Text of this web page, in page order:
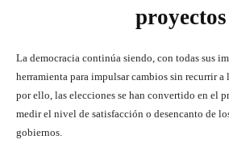
proyectos
La democracia continúa siendo, con todas sus
herramienta para impulsar cambios sin recurrir
por ello, las elecciones se han convertido en el
medir el nivel de satisfacción o desencanto de
gobiernos.